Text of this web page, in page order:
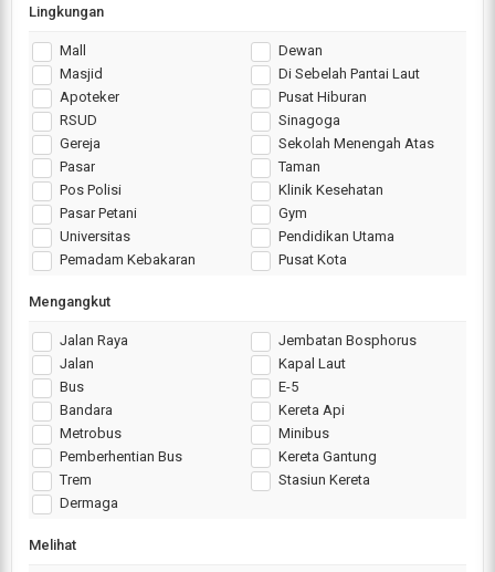
Lingkungan
Mall
Dewan
Masjid
Di Sebelah Pantai Laut
Apoteker
Pusat Hiburan
RSUD
Sinagoga
Gereja
Sekolah Menengah Atas
Pasar
Taman
Pos Polisi
Klinik Kesehatan
Pasar Petani
Gym
Universitas
Pendidikan Utama
Pemadam Kebakaran
Pusat Kota
Mengangkut
Jalan Raya
Jembatan Bosphorus
Jalan
Kapal Laut
Bus
E-5
Bandara
Kereta Api
Metrobus
Minibus
Pemberhentian Bus
Kereta Gantung
Trem
Stasiun Kereta
Dermaga
Melihat